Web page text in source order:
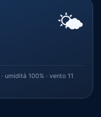
🌤️
· umidità 100% · vento 11